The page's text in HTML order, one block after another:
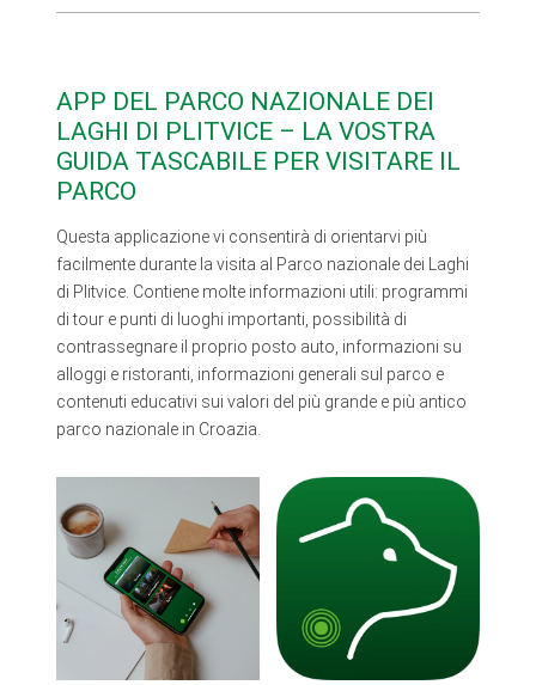
APP DEL PARCO NAZIONALE DEI
LAGHI DI PLITVICE – LA VOSTRA
GUIDA TASCABILE PER VISITARE IL
PARCO
Questa applicazione vi consentirà di orientarvi più
facilmente durante la visita al Parco nazionale dei Laghi
di Plitvice. Contiene molte informazioni utili: programmi
di tour e punti di luoghi importanti, possibilità di
contrassegnare il proprio posto auto, informazioni su
alloggi e ristoranti, informazioni generali sul parco e
contenuti educativi sui valori del più grande e più antico
parco nazionale in Croazia.